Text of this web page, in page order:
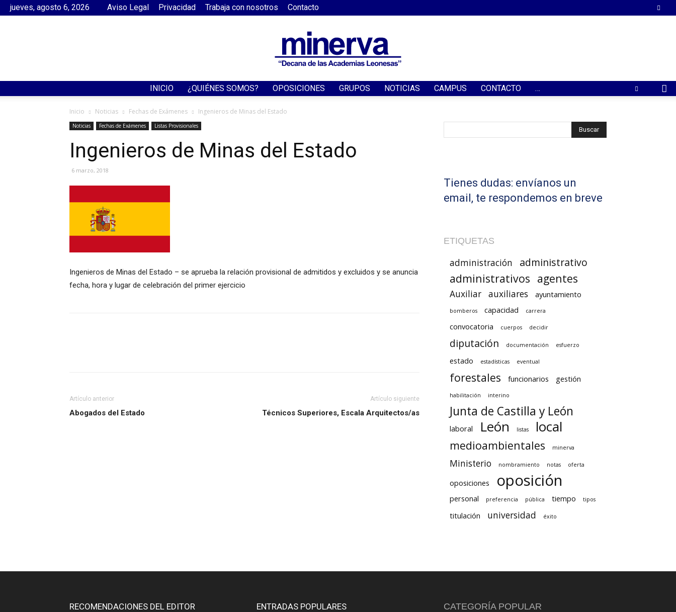
jueves, agosto 6, 2026 Aviso Legal Privacidad Trabaja con nosotros Contacto
INICIO ¿QUIÉNES SOMOS? OPOSICIONES GRUPOS NOTICIAS CAMPUS CONTACTO …
Inicio Noticias Fechas de Exámenes Ingenieros de Minas del Estado
Noticias Fechas de Exámenes Listas Provisionales
Ingenieros de Minas del Estado
6 marzo, 2018
Ingenieros de Minas del Estado – se aprueba la relación provisional de admitidos y excluidos y se anuncia
fecha, hora y lugar de celebración del primer ejercicio
Artículo anterior
Abogados del Estado
Artículo siguiente
Técnicos Superiores, Escala Arquitectos/as
Tienes dudas: envíanos un
email, te respondemos en breve
ETIQUETAS
administración administrativo
administrativos agentes
Auxiliar auxiliares ayuntamiento
bomberos capacidad carrera
convocatoria cuerpos decidir
diputación documentación esfuerzo
estado estadísticas eventual
forestales funcionarios gestión
habilitación interino
Junta de Castilla y León
laboral León listas local
medioambientales minerva
Ministerio nombramiento notas oferta
oposiciones oposición
personal preferencia pública tiempo tipos
titulación universidad éxito
RECOMENDACIONES DEL EDITOR ENTRADAS POPULARES CATEGORÍA POPULAR